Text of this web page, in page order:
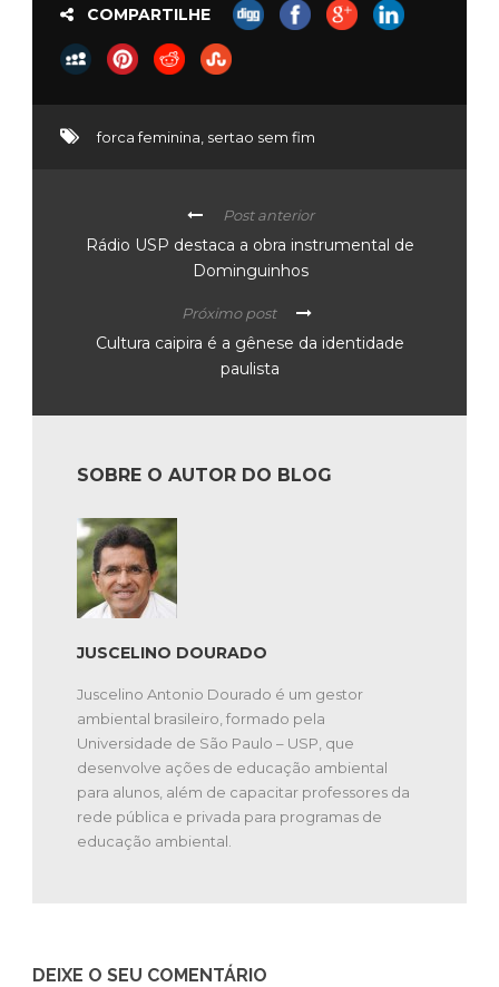
COMPARTILHE
forca feminina sertao sem fim
Post anterior
Rádio USP destaca a obra instrumental de
Dominguinhos
Próximo post
Cultura caipira é a gênese da identidade
paulista
SOBRE O AUTOR DO BLOG
JUSCELINO DOURADO
Juscelino Antonio Dourado é um gestor
ambiental brasileiro, formado pela
Universidade de São Paulo – USP, que
desenvolve ações de educação ambiental
para alunos, além de capacitar professores da
rede pública e privada para programas de
educação ambiental.
DEIXE O SEU COMENTÁRIO